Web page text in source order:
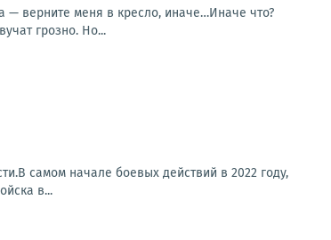
— верните меня в кресло, иначе…Иначе что?
грозно. Но...
самом начале боевых действий в 2022 году,
в...